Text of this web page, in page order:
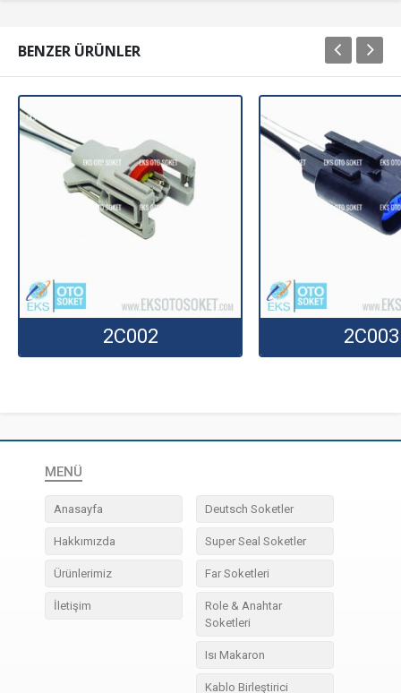
BENZER ÜRÜNLER
2C002 2C003
MENÜ
Anasayfa
Hakkımızda
Ürünlerimiz
İletişim
Deutsch Soketler
Super Seal Soketler
Far Soketleri
Role & Anahtar
Soketleri
Isı Makaron
Kablo Birleştirici